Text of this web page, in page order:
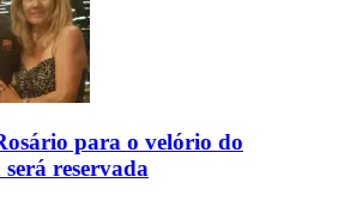
para o velório do
reservada